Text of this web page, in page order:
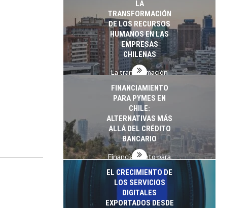
startups…
LA
TRANSFORMACIÓN
DE LOS RECURSOS
HUMANOS EN LAS
EMPRESAS
CHILENAS
La transformación
recursos humanos en
las empresas…
FINANCIAMIENTO
PARA PYMES EN
CHILE:
ALTERNATIVAS MÁS
ALLÁ DEL CRÉDITO
BANCARIO
Financiamiento para
pymes en Chile:
alternativas que
trascienden el
crédito…
EL CRECIMIENTO DE
LOS SERVICIOS
DIGITALES
EXPORTADOS DESDE